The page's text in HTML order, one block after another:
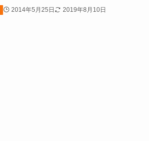
2014年5月25日 2019年8月10日